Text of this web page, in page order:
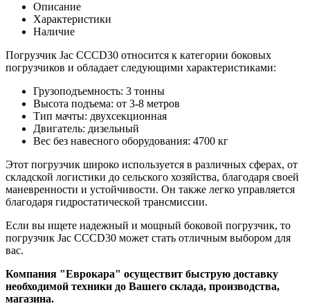
Описание
Характеристики
Наличие
Погрузчик Jac CCCD30 относится к категории боковых
погрузчиков и обладает следующими характеристиками:
Грузоподъемность: 3 тонны
Высота подъема: от 3-8 метров
Тип мачты: двухсекционная
Двигатель: дизельный
Вес без навесного оборудования: 4700 кг
Этот погрузчик широко используется в различных сферах, от
складской логистики до сельского хозяйства, благодаря своей
маневренности и устойчивости. Он также легко управляется
благодаря гидростатической трансмиссии.
Если вы ищете надежный и мощный боковой погрузчик, то
погрузчик Jac CCCD30 может стать отличным выбором для
вас.
Компания "Еврокара" осуществит быструю доставку
необходимой техники до Вашего склада, производства,
магазина.